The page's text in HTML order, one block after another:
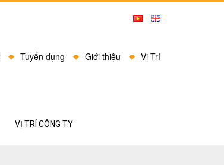
Tuyển dụng Giới thiệu Vị Trí
VỊ TRÍ CÔNG TY